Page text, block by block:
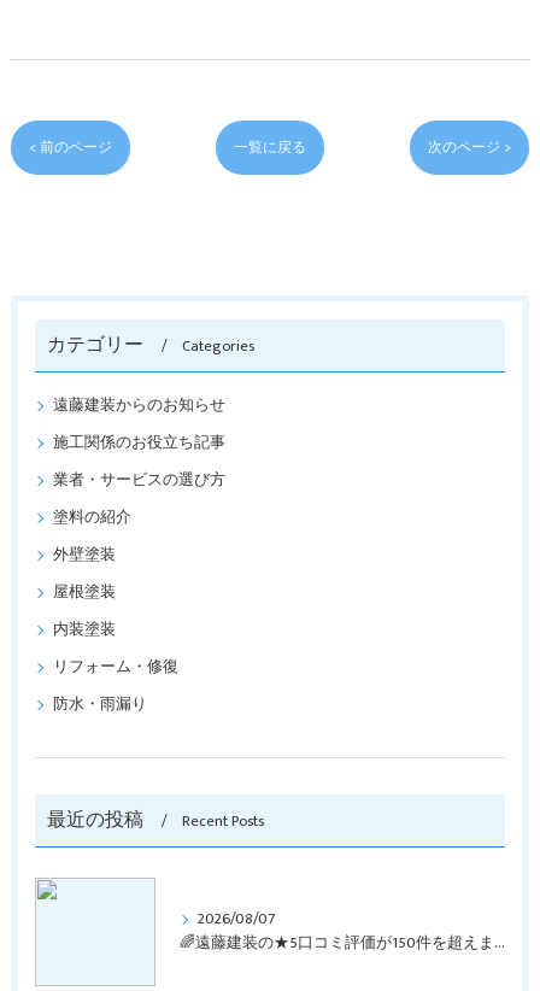
< 前のページ 一覧に戻る 次のページ >
カテゴリー Categories
遠藤建装からのお知らせ
施工関係のお役立ち記事
業者・サービスの選び方
塗料の紹介
外壁塗装
屋根塗装
内装塗装
リフォーム・修復
防水・雨漏り
最近の投稿 Recent Posts
2026/08/07
🌈遠藤建装の★5口コミ評価が150件を超えました！🏖️